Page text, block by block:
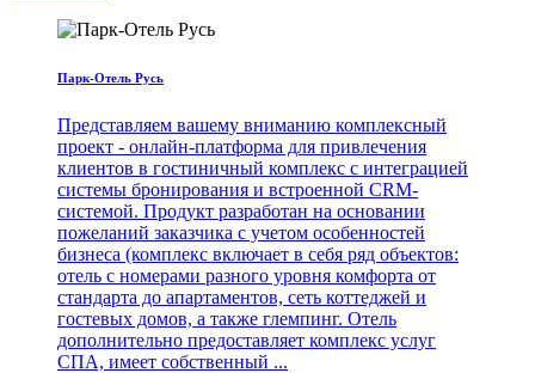
Парк-Отель Русь
Представляем вашему вниманию комплексный
проект - онлайн-платформа для привлечения
клиентов в гостиничный комплекс с интеграцией
системы бронирования и встроенной CRM-
системой. Продукт разработан на основании
пожеланий заказчика с учетом особенностей
бизнеса (комплекс включает в себя ряд объектов:
отель с номерами разного уровня комфорта от
стандарта до апартаментов, сеть коттеджей и
гостевых домов, а также глемпинг. Отель
дополнительно предоставляет комплекс услуг
СПА, имеет собственный ...